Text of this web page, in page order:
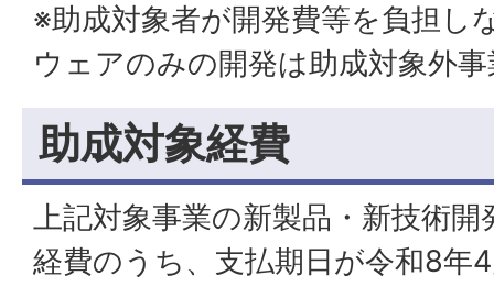
※助成対象者が開発費等を負担し
ウェアのみの開発は助成対象外
助成対象経費
上記対象事業の新製品・新技術
経費のうち、支払期日が令和8年